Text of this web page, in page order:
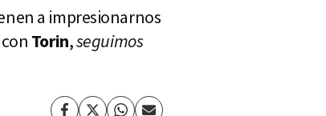
a impresionarnos
Torin,seguimos